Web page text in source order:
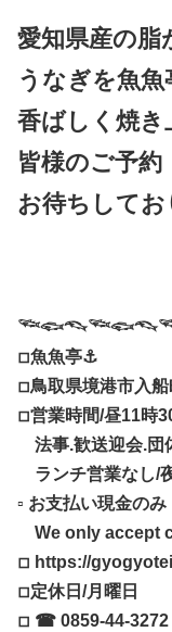
愛知県産の脂
うなぎを魚
香ばしく焼き
皆様のご予約
お待ちしてお
◽︎魚魚亭⚓︎
◽︎鳥取県境港市入
◽︎営業時間/昼11時
法事.歓送迎会.団
ランチ営業なし/
▫︎ お支払い現金のみ
We only accept
◽︎ https://
◽︎定休日/月曜日
◽︎ ☎︎ 0859-44-3272